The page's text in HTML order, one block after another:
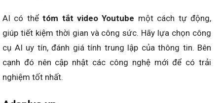
AI có thểtóm tắt video Youtube một cách tự động,
giúp tiết kiệm thời gian và công sức. Hãy lựa chọn công
cụ AI uy tín, đánh giá tính trung lập của thông tin. Bên
cạnh đó nên cập nhật các công nghệ mới để có trải
nghiệm tốt nhất.